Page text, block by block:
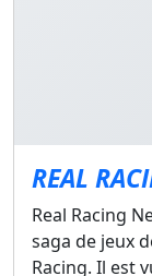
REAL
Real Racing
saga de jeux
Racing. Il est